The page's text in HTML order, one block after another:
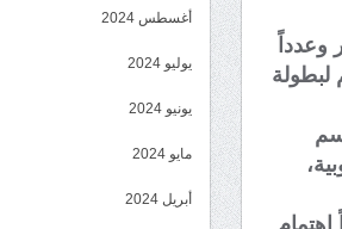
وعدداً
دعم لبطولة
أغسطس 2024
يوليو 2024
يونيو 2024
مايو 2024
أبريل 2024